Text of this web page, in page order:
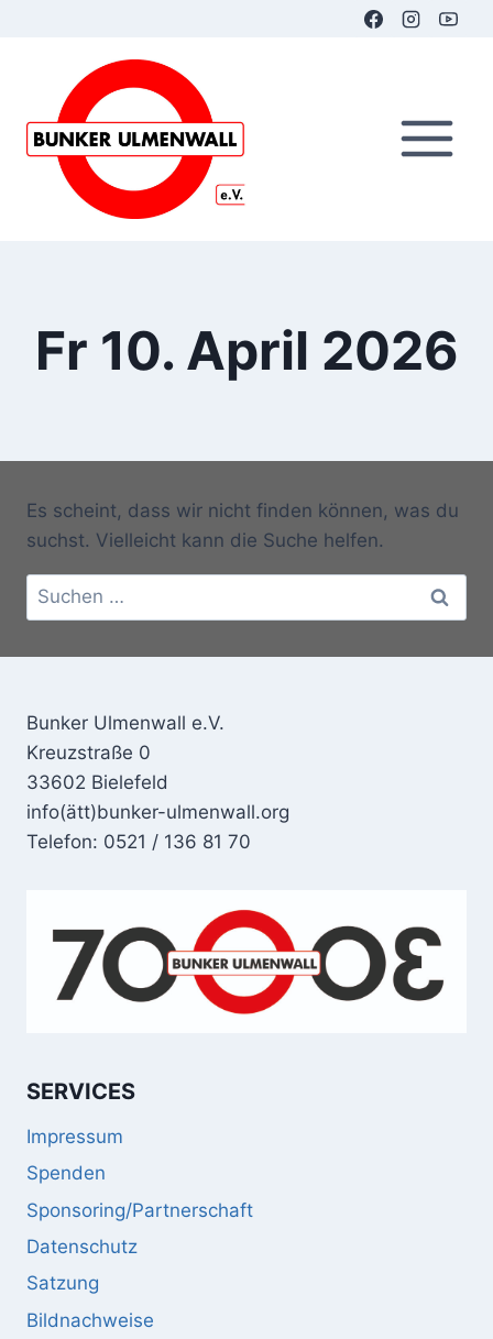
Fr 10. April 2026
Es scheint, dass wir nicht finden können, was du
suchst. Vielleicht kann die Suche helfen.
Suchen
nach:
Bunker Ulmenwall e.V.
Kreuzstraße 0
33602 Bielefeld
info(ätt)bunker-ulmenwall.org
Telefon: 0521 / 136 81 70
SERVICES
Impressum
Spenden
Sponsoring/Partnerschaft
Datenschutz
Satzung
Bildnachweise